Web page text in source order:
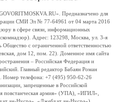
Предназначено для
СМИ Эл № 77-64961 от 04 марта 2016
в сфере связи, информационных
Адрес: 123298, Москва, ул. 3-я
с ограниченной ответственностью
дом 12, пом. 22). Доменное имя сайта
– Российская Федерация и
Главный редактор Бабаян Роман
Номер телефона: +7 (495) 950-62-26
запрещенные в Российской
повстанческая армия» (УПА), «ИГИЛ»,